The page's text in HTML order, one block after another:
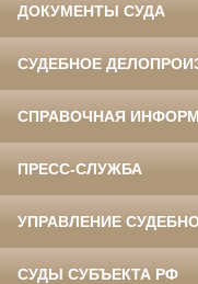
ДОКУМЕНТЫ СУДА
СУДЕБНОЕ
СПРАВОЧНАЯ
ПРЕСС-СЛУЖБА
УПРАВЛЕНИЕ
СУДЫ СУБЪЕКТА РФ